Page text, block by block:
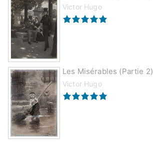
Victor Hugo
Les Misérables (partie 2)
Victor Hugo